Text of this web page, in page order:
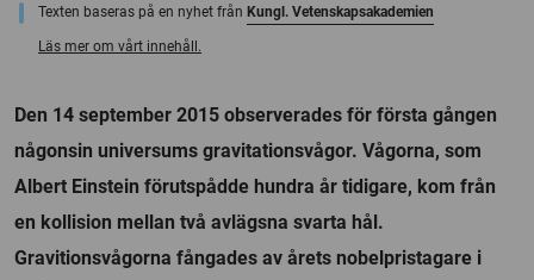
Texten baseras på en nyhet från Kungl. Vetenskapsakademien
Läs mer om vårt innehåll.
Den 14 september 2015 observerades för första gången
någonsin universums gravitationsvågor. Vågorna, som
Albert Einstein förutspådde hundra år tidigare, kom från
en kollision mellan två avlägsna svarta hål.
Gravitionsvågorna fångades av årets nobelpristagare i